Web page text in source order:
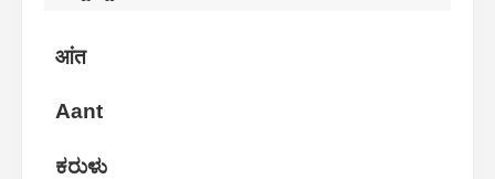
आंत
Aant
ಕರುಳು